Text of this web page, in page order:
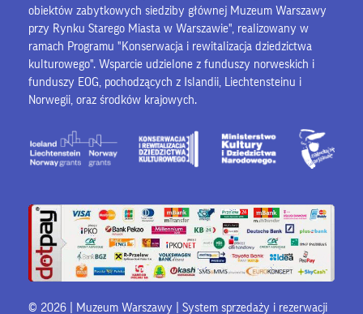
obiektów zabytkowych siedziby głównej Muzeum Warszawy
przy Rynku Starego Miasta w Warszawie", realizowany w
ramach Programu "Konserwacja i rewitalizacja dziedzictwa
kulturowego". Wsparcie udzielone z funduszy norweskich i
funduszy EOG, pochodzących z Islandii, Liechtensteinu i
Norwegii, oraz środków krajowych.
© 2026 | Muzeum Warszawy | System sprzedaży i rezerwacji